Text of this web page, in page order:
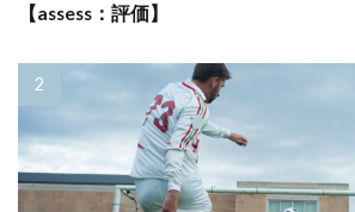
【assess：評価】